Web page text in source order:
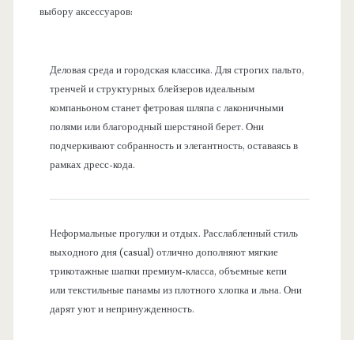
выбору аксессуаров:
Деловая среда и городская классика. Для строгих пальто,
тренчей и структурных блейзеров идеальным
компаньоном станет фетровая шляпа с лаконичными
полями или благородный шерстяной берет. Они
подчеркивают собранность и элегантность, оставаясь в
рамках дресс-кода.
Неформальные прогулки и отдых. Расслабленный стиль
выходного дня (casual) отлично дополняют мягкие
трикотажные шапки премиум-класса, объемные кепи
или текстильные панамы из плотного хлопка и льна. Они
дарят уют и непринужденность.